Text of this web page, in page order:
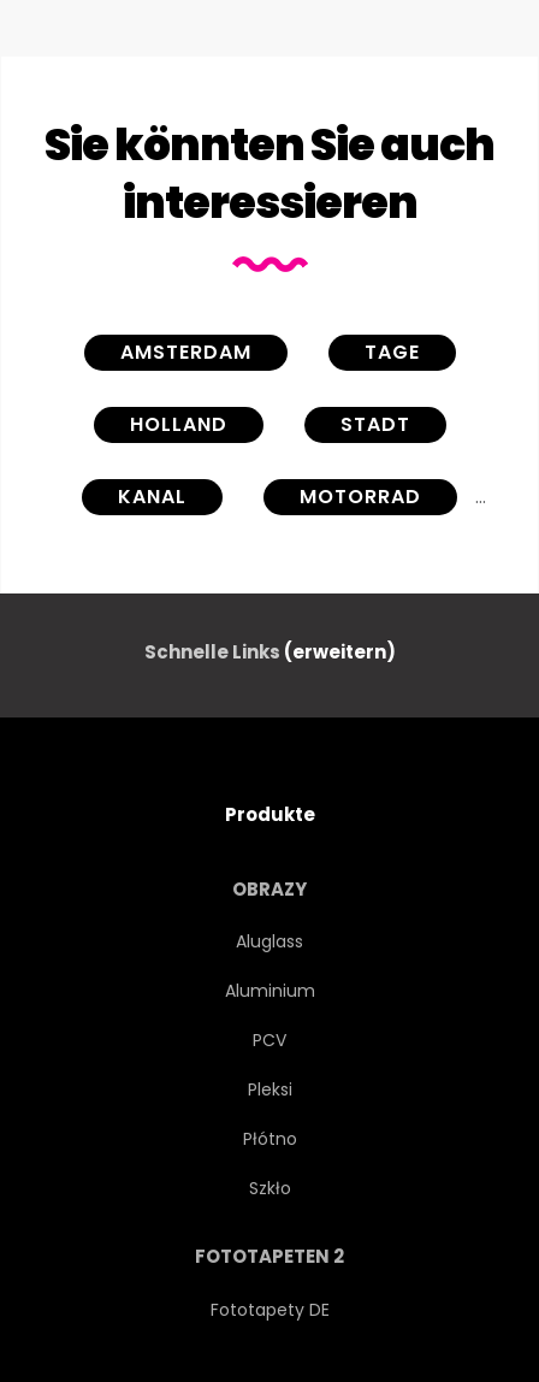
Sie könnten Sie auch
interessieren
AMSTERDAM TAGE
HOLLAND STADT
KANAL MOTORRAD
WASSER STRASSE
EUROPA REISEN
ORIENTIERUNGSPUNKT
Schnelle Links (erweitern)
Produkte
OBRAZY
Aluglass
Aluminium
PCV
Pleksi
Płótno
Szkło
FOTOTAPETEN 2
Fototapety DE